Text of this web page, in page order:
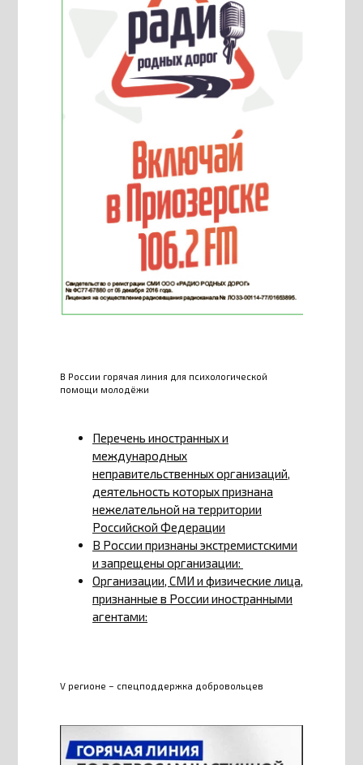
В России горячая линия для психологической
помощи молодёжи
Перечень иностранных и
международных
неправительственных организаций,
деятельность которых признана
нежелательной на территории
Российской Федерации
В России признаны экстремистскими
и запрещены организации:
Организации, СМИ и физические лица,
признанные в России иностранными
агентами:
V регионе – спецподдержка добровольцев